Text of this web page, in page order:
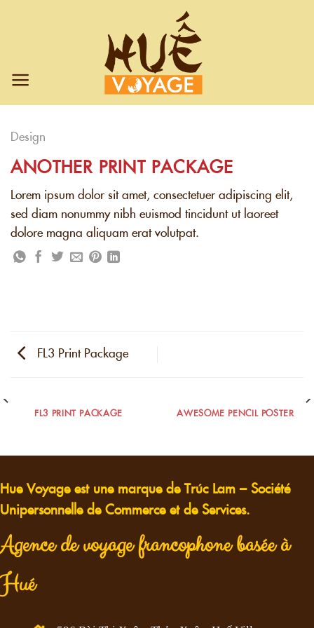
Design
ANOTHER PRINT PACKAGE
Lorem ipsum dolor sit amet, consectetuer adipiscing elit,
sed diam nonummy nibh euismod tincidunt ut laoreet
dolore magna aliquam erat volutpat.
FL3 Print Package
FL3 PRINT PACKAGE AWESOME PENCIL POSTER
Hue Voyage est une marque de Trúc Lam – Société
Unipersonnelle de Commerce et de Services.
Agence de voyage francophone basée à
Hué